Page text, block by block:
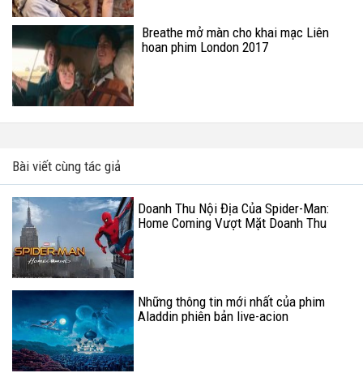
Breathe mở màn cho khai mạc Liên
hoan phim London 2017
Bài viết cùng tác giả
Doanh Thu Nội Địa Của Spider-Man:
Home Coming Vượt Mặt Doanh Thu
Những thông tin mới nhất của phim
Aladdin phiên bản live-acion